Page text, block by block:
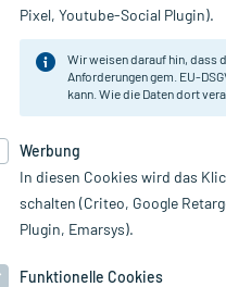
D12, 20 ml
sichern
Pixel, Youtube-Social Plugin).
Wir weisen darauf hin, dass
Anforderungen gem. EU-
kann. Wie die Daten dort
Werbung
In diesen Cookies wird das
schalten (Criteo, Google
Plugin, Emarsys).
Funktionelle Cookies